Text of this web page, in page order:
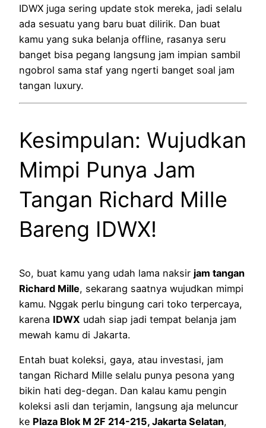
IDWX juga sering update stok mereka, jadi selalu
ada sesuatu yang baru buat dilirik. Dan buat
kamu yang suka belanja offline, rasanya seru
banget bisa pegang langsung jam impian sambil
ngobrol sama staf yang ngerti banget soal jam
tangan luxury.
Kesimpulan: Wujudkan
Mimpi Punya Jam
Tangan Richard Mille
Bareng IDWX!
So, buat kamu yang udah lama naksir jam tangan
Richard Mille, sekarang saatnya wujudkan mimpi
kamu. Nggak perlu bingung cari toko terpercaya,
karena IDWX udah siap jadi tempat belanja jam
mewah kamu di Jakarta.
Entah buat koleksi, gaya, atau investasi, jam
tangan Richard Mille selalu punya pesona yang
bikin hati deg-degan. Dan kalau kamu pengin
koleksi asli dan terjamin, langsung aja meluncur
ke Plaza Blok M 2F 214-215, Jakarta Selatan,